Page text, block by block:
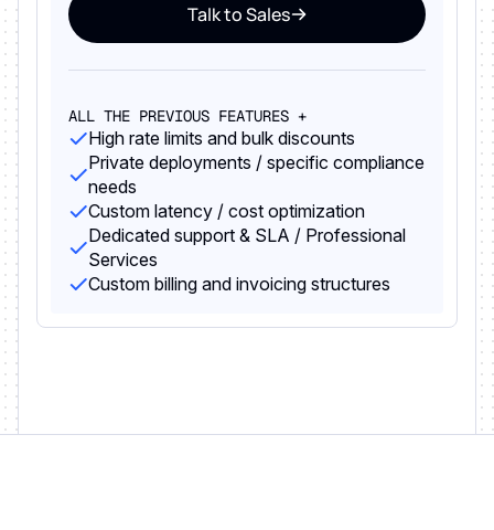
Talk to Sales
ALL THE PREVIOUS FEATURES +
High rate limits and bulk discounts
Private deployments / specific compliance
needs
Custom latency / cost optimization
Dedicated support & SLA / Professional
Services
Custom billing and invoicing structures